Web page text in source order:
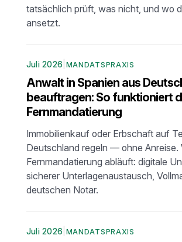
tatsächlich prüft, was nicht, und wo
ansetzt.
Juli 2026 MANDATSPRAXIS
Anwalt in Spanien aus
beauftragen: So funktioniert
Fernmandatierung
Immobilienkauf oder Erbschaft auf
Deutschland regeln — ohne Anreise.
Fernmandatierung abläuft: digitale
sicherer Unterlagenaustausch,
deutschen Notar.
Juli 2026 MANDATSPRAXIS